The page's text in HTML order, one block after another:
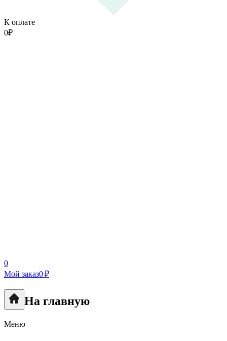
К оплате
0₽
0
Мой заказ0 ₽
На главную
Меню